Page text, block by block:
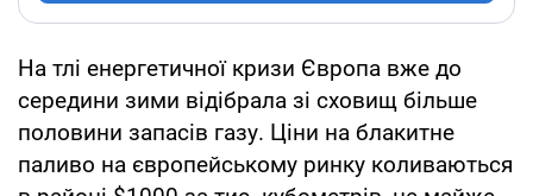
На тлі енергетичної кризи Європа вже до
середини зими відібрала зі сховищ більше
половини запасів газу. Ціни на блакитне
паливо на європейському ринку коливаються